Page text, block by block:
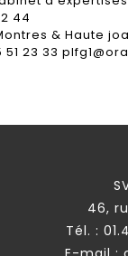
44
& Haute
23 33
46,
Tél. :